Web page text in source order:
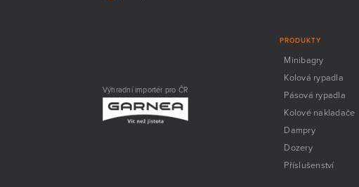
Výhradní importér pro ČR
PRODUKTY
Minibagry
Kolová rypadla
Pásová rypadla
Kolové nakladače
Dampry
Dozery
Příslušenství